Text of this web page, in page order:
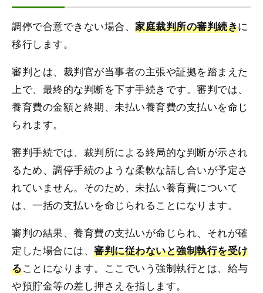
調停で合意できない場合、家庭裁判所の審判続きに
移行します。
審判とは、裁判官が当事者の主張や証拠を踏まえた
上で、最終的な判断を下す手続きです。審判では、
養育費の金額と終期、未払い養育費の支払いを命じ
られます。
審判手続では、裁判所による終局的な判断が示され
るため、調停手続のような柔軟な話し合いが予定さ
れていません。そのため、未払い養育費について
は、一括の支払いを命じられることになります。
審判の結果、養育費の支払いが命じられ、それが確
定した場合には、審判に従わないと強制執行を受け
ることになります。ここでいう強制執行とは、給与
や預貯金等の差し押さえを指します。